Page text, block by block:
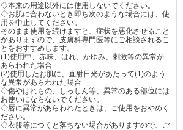
◇本来の用途以外には使用しないでください。
◇お肌に合わないとき即ち次のような場合には、使
用を中止してください。
そのまま使用を続けますと、症状を悪化させること
がありますので、皮膚科専門医等にご相談されるこ
とをおすすめします。
(1)使用中、赤味、はれ、かゆみ、刺激等の異常が
あらわれた場合
(2)使用したお肌に、直射日光があたって(1)のよう
な異常があらわれた場合
◇傷やはれもの、しっしん等、異常のある部位には
お使いにならないでください。
◇唇に異常があらわれたときは、ご使用をおやめく
ださい。
◇衣服等につくと落ちない場合がありますので、ご